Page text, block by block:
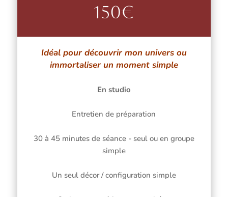
150€
Idéal pour découvrir mon univers ou
immortaliser un moment simple
En studio
Entretien de préparation
30 à 45 minutes de séance - seul ou en groupe
simple
Un seul décor / configuration simple